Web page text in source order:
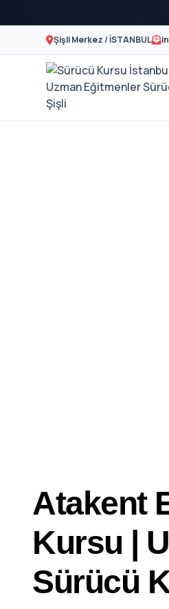
Şişli Merkez / İSTANBUL
Sürücü
A2
Atakent
Kursu |
Sürücü